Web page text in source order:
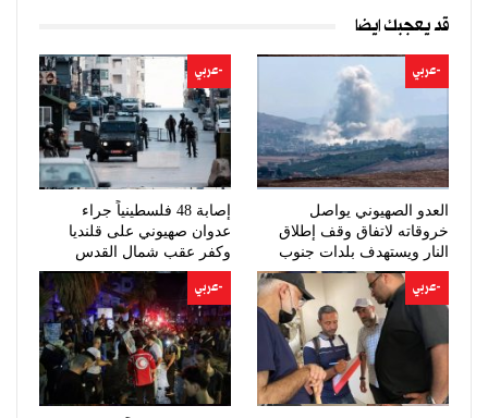
قد يعجبك ايضا
-عربي
العدو الصهيوني يواصل
خروقاته لاتفاق وقف إطلاق
النار ويستهدف بلدات جنوب
لبنان
-عربي
إصابة 48 فلسطينياً جراء
عدوان صهيوني على قلنديا
وكفر عقب شمال القدس
-عربي -عربي